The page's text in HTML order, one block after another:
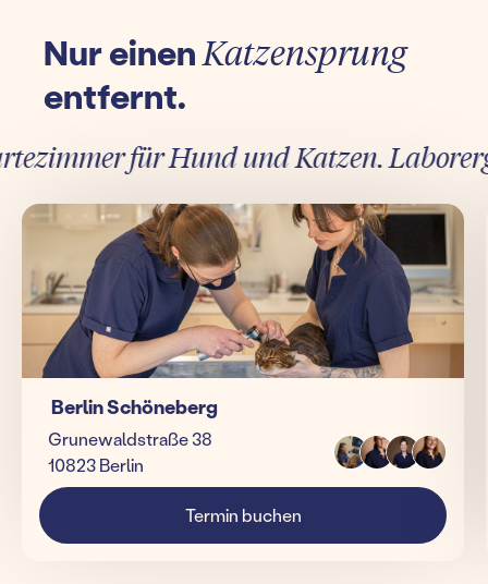
Nur einenKatzensprung
entfernt.
für Hund und Katzen.
Berlin Schöneberg
Grunewaldstraße 38
10823 Berlin
Termin buchen